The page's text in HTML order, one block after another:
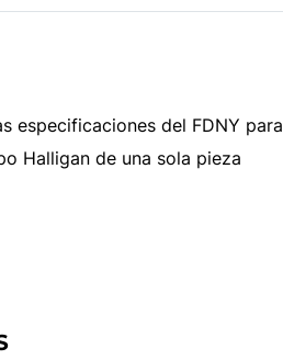
especificaciones del FDNY para
Halligan de una sola pieza